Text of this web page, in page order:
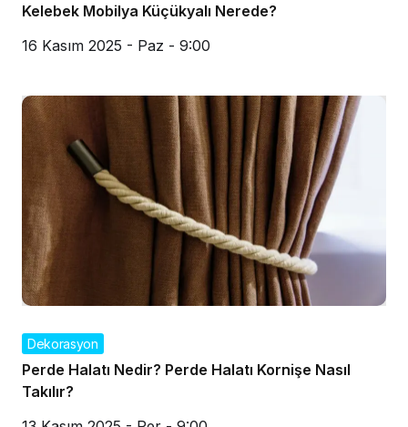
Kelebek Mobilya Küçükyalı Nerede?
16 Kasım 2025 - Paz - 9:00
Dekorasyon
Perde Halatı Nedir? Perde Halatı Kornişe Nasıl
Takılır?